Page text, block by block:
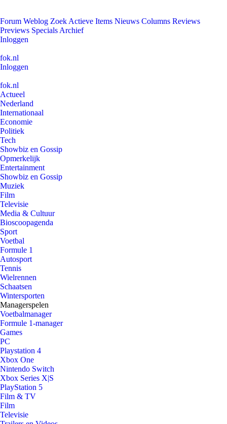
Forum Weblog Zoek Actieve Items Nieuws Columns Reviews
Previews Specials Archief
Inloggen
fok.nl
Inloggen
fok.nl
Actueel
Nederland
Internationaal
Economie
Politiek
Tech
Showbiz en Gossip
Opmerkelijk
Entertainment
Showbiz en Gossip
Muziek
Film
Televisie
Media & Cultuur
Bioscoopagenda
Sport
Voetbal
Formule 1
Autosport
Tennis
Wielrennen
Schaatsen
Wintersporten
Managerspelen
Voetbalmanager
Formule 1-manager
Games
PC
Playstation 4
Xbox One
Nintendo Switch
Xbox Series X|S
PlayStation 5
Film & TV
Film
Televisie